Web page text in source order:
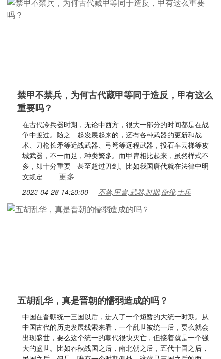
禁甲不禁兵，为何古代藏甲等同于造反，甲有这么
重要吗？
在古代冷兵器时期，无论中西方，很大一部分的时间都是在战
争中渡过。随之一起发展起来的，还有各种武器的更新和战
术、刀枪长矛等近战武器、弓弩等远程武器，投石车云梯等攻
城武器，不一而足，种类繁多。而甲胄相比起来，虽然样式不
多，却十分重要，甚至超过刀剑。比如我国唐代就在法律中明
文规定……更多
2023-04-28 14:20:00 不禁,甲胄,武器,时期,衙役,士兵
五胡乱华，真是晋朝的懦弱造成的吗？
中国在晋朝统一三国以后，进入了一个短暂的大统一时期。从
中国古代的历史发展线索来看，一个乱世被统一后，要么就会
出现盛世，要么这个统一的朝代很快灭亡，但接着就是一个强
大的盛世。比如春秋战国之后，南北朝之后，五代十国之后，